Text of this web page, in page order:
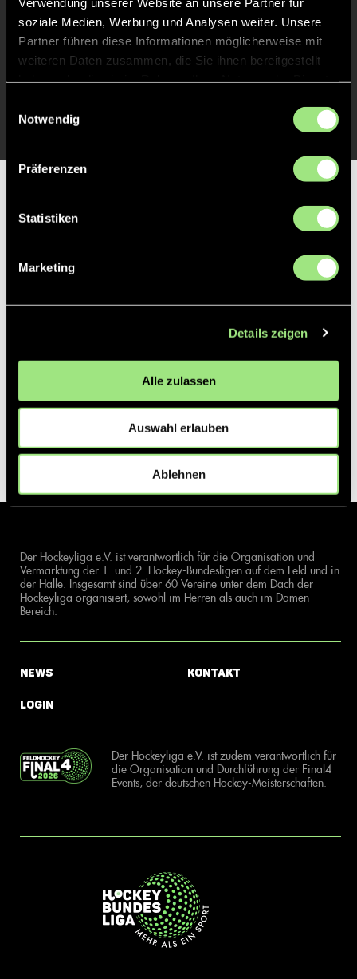
soziale Medien, Werbung und Analysen weiter. Unsere
Partner führen diese Informationen möglicherweise mit
weiteren Daten zusammen, die Sie ihnen bereitgestellt
Notwendig
Präferenzen
Statistiken
Marketing
Details zeigen
Alle zulassen
Auswahl erlauben
Ablehnen
13' TOR 0:2, FELDTOR
Der Hockeyliga e.V. ist verantwortlich für die Organisation und
Vermarktung der 1. und 2. Hockey-Bundesligen auf dem Feld und in
der Halle. Insgesamt sind über 60 Vereine unter dem Dach der
Hockeyliga organisiert, sowohl im Herren als auch im Damen
Bereich.
News
Login
Kontakt
Der Hockeyliga e.V. ist zudem verantwortlich für
die Organisation und Durchführung der Final4
Events, der deutschen Hockey-Meisterschaften.